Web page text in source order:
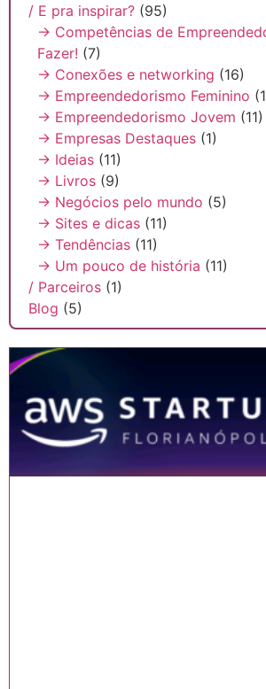
/ E pra inspirar? (95)
→ Competências de
Fazer! (7)
→ Conexões e networking (16)
→ Empreendedorismo Feminino
→ Empreendedorismo Jovem (11)
→ Empresas Destaques (1)
→ Ideias (11)
→ Livros (9)
→ Negócios pelo mundo (5)
→ Sites e dicas (11)
→ Tendências (11)
→ Um pouco de história (11)
/ Parceiros (1)
Blog (5)